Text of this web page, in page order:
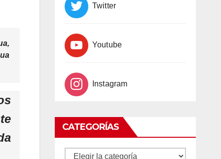
Twitter
Youtube
Instagram
CATEGORÍAS
CATEGORÍAS